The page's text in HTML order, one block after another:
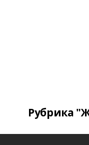
Рубрика